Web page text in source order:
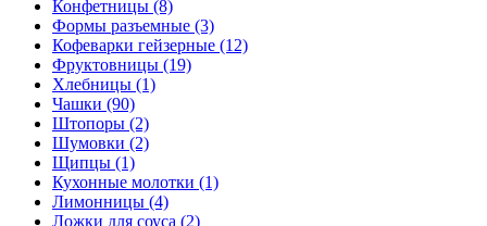
Конфетницы (8)
Формы разъемные (3)
Кофеварки гейзерные (12)
Фруктовницы (19)
Хлебницы (1)
Чашки (90)
Штопоры (2)
Шумовки (2)
Щипцы (1)
Кухонные молотки (1)
Лимонницы (4)
Ложки для соуса (2)